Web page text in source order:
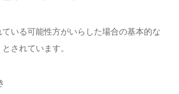
いる可能性方がいらした場合の基本的な
されています。